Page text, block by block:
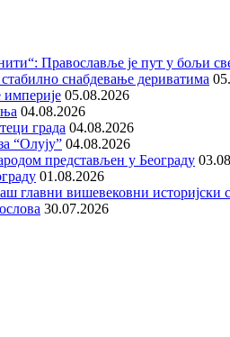
Православље је пут у бољи
снабдевање дериватима
05.08.2026
04.08.2026
града 04.08.2026
“Олују” 04.08.2026
представљен у Београду
01.08.2026
главни вишевековни историјски
30.07.2026